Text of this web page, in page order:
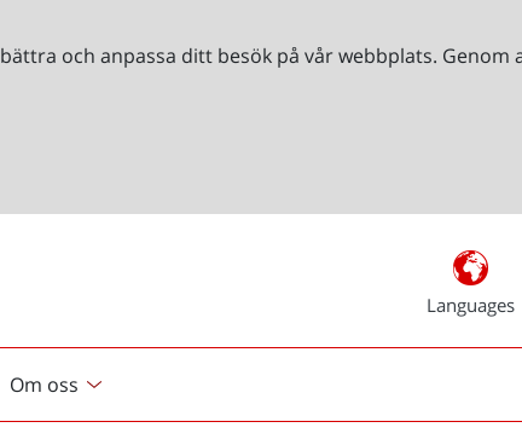
och anpassa ditt besök på vår webbplats. Genom
Languages
Om oss